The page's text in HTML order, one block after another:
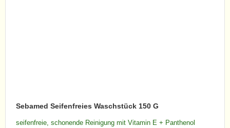
Sebamed Seifenfreies Waschstück 150 G
seifenfreie, schonende Reinigung mit Vitamin E + Panthenol